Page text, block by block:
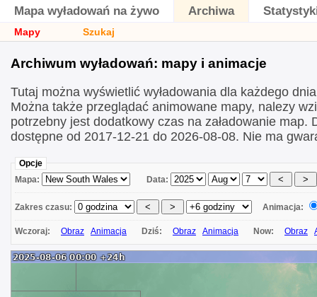
Mapa wyładowań na żywo Archiwa
Mapy Szukaj
Archiwum wyładowań: mapy i animacje
Tutaj można wyświetlić wyładowania dla każdego
Można także przeglądać animowane mapy, nalezy
potrzebny jest dodatkowy czas na załadowanie map.
dostępne od 2017-12-21 do 2026-08-08. Nie ma
Opcje
Mapa:
Data:
Zakres czasu: Animacja:
Wczoraj: Obraz Animacja Dziś: Obraz Animacja Now: Obraz